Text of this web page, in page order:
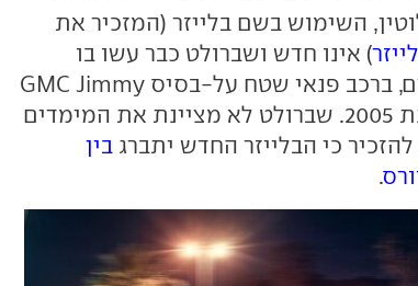
השימוש בשם בלייזר (המזכיר את
) אינו חדש ושברולט כבר עשו בו
שימוש בעשור הקודם, ברכב פנאי שטח על-בסיס GMC Jimmy
שייצורו הופסק בשנת 2005. שברולט לא מציינת את המימדים
כי הבלייזר החדש יתברג בין
.